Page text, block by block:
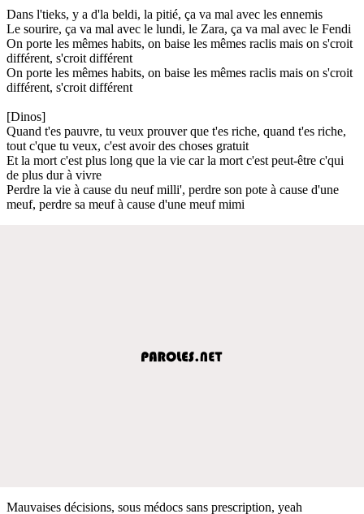
Dans l'tieks, y a d'la beldi, la pitié, ça va mal avec les ennemis
Le sourire, ça va mal avec le lundi, le Zara, ça va mal avec le Fendi
On porte les mêmes habits, on baise les mêmes raclis mais on s'croit
différent, s'croit différent
On porte les mêmes habits, on baise les mêmes raclis mais on s'croit
différent, s'croit différent
[Dinos]
Quand t'es pauvre, tu veux prouver que t'es riche, quand t'es riche,
tout c'que tu veux, c'est avoir des choses gratuit
Et la mort c'est plus long que la vie car la mort c'est peut-être c'qui
de plus dur à vivre
Perdre la vie à cause du neuf milli', perdre son pote à cause d'une
meuf, perdre sa meuf à cause d'une meuf mimi
Mauvaises décisions, sous médocs sans prescription, yeah